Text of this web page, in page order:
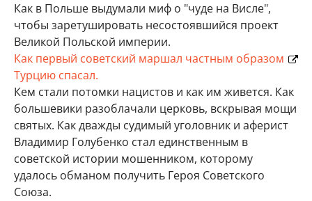
Как в Польше выдумали миф о "чуде на Висле",
чтобы заретушировать несостоявшийся проект
Великой Польской империи.
Как первый советский маршал частным образом
Турцию спасал.
Кем стали потомки нацистов и как им живется. Как
большевики разоблачали церковь, вскрывая мощи
святых. Как дважды судимый уголовник и аферист
Владимир Голубенко стал единственным в
советской истории мошенником, которому
удалось обманом получить Героя Советского
Союза.